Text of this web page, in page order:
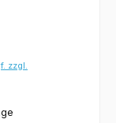
zzgl.